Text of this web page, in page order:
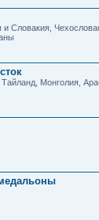
Словакия,
Монголия,